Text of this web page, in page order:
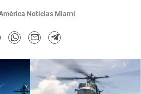
Noticias Miami